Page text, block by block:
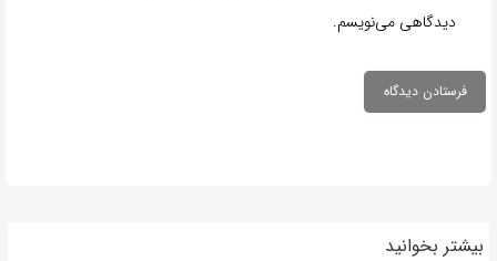
دیدگاهی می‌نویسم.
بیشتر بخوانید